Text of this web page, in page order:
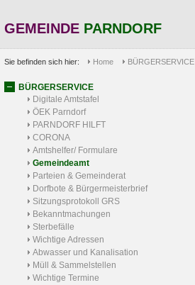
GEMEINDE PARNDORF
Sie befinden sich hier: Home BÜRGERSERVICE
BÜRGERSERVICE
Digitale Amtstafel
ÖEK Parndorf
PARNDORF HILFT
CORONA
Amtshelfer/ Formulare
Gemeindeamt
Parteien & Gemeinderat
Dorfbote & Bürgermeisterbrief
Sitzungsprotokoll GRS
Bekanntmachungen
Sterbefälle
Wichtige Adressen
Abwasser und Kanalisation
Müll & Sammelstellen
Wichtige Termine